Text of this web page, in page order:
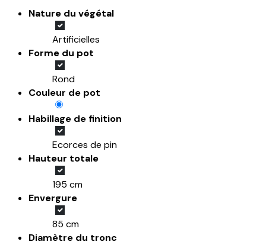
Nature du végétal
Artificielles
Forme du pot
Rond
Couleur de pot
Habillage de finition
Ecorces de pin
Hauteur totale
195 cm
Envergure
85 cm
Diamètre du tronc